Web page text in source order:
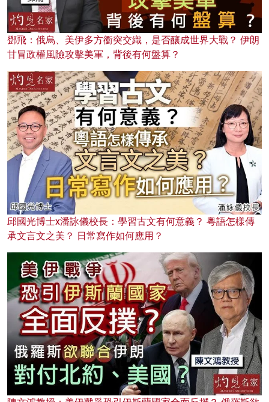
鄧飛：俄烏、美伊多方衝突交織，是否釀成世界大戰？ 伊朗
甘冒政權風險攻擊美軍，背後有何盤算？
邱國光博士x潘詠儀校長：學習古文有何意義？ 粵語怎樣傳
承文言文之美？ 日常寫作如何應用？